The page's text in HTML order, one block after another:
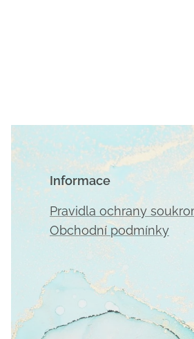
Informace
Pravidla ochrany
Obchodní podmínky